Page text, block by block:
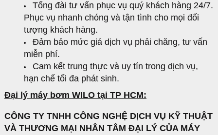
Tổng đài tư vấn phục vụ quý khách hàng 24/7.
Phục vụ nhanh chóng và tận tình cho mọi đối
tượng khách hàng.
Đảm bảo mức giá dịch vụ phải chăng, tư vấn
miễn phí.
Cam kết trung thực và uy tín trong dịch vụ,
hạn chế tối đa phát sinh.
Đại lý máy bơm WILO tại TP HCM:
CÔNG TY TNHH CÔNG NGHỆ DỊCH VỤ KỸ THUẬT
VÀ THƯƠNG MẠI NHÂN TÂM ĐẠI LÝ CỦA MÁY